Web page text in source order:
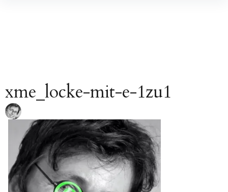
xme_locke-mit-e-1zu1
Beitragsnavigation